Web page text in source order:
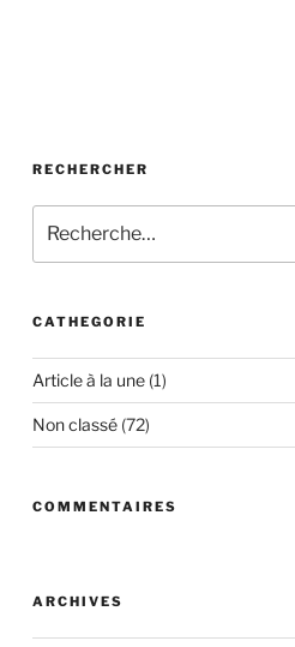
RECHERCHER
pour
:
CATHEGORIE
Article à la une(1)
Non classé(72)
COMMENTAIRES
ARCHIVES